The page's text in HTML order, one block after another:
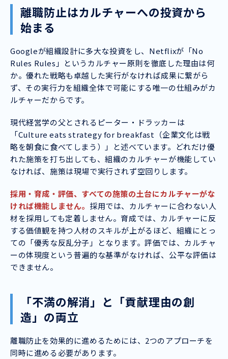
離職防止はカルチャーへの投資から
始まる
Googleが組織設計に多大な投資をし、Netflixが「No
Rules Rules」というカルチャー原則を徹底した理由は何
か。優れた戦略も卓越した実行がなければ成果に繋がら
ず、その実行力を組織全体で可能にする唯一の仕組みがカ
ルチャーだからです。
現代経営学の父とされるピーター・ドラッカーは
「Culture eats strategy for breakfast（企業文化は戦
略を朝食に食べてしまう）」と述べています。どれだけ優
れた施策を打ち出しても、組織のカルチャーが機能してい
なければ、施策は現場で実行されず空回りします。
採用・育成・評価、すべての施策の土台にカルチャーがな
ければ機能しません。 採用では、カルチャーに合わない人
材を採用しても定着しません。育成では、カルチャーに反
する価値観を持つ人材のスキルが上がるほど、組織にとっ
ての「優秀な反乱分子」となります。評価では、カルチャ
ーの体現度という普遍的な基準がなければ、公平な評価は
できません。
「不満の解消」と「貢献理由の創
造」の両立
離職防止を効果的に進めるためには、2つのアプローチを
同時に進める必要があります。